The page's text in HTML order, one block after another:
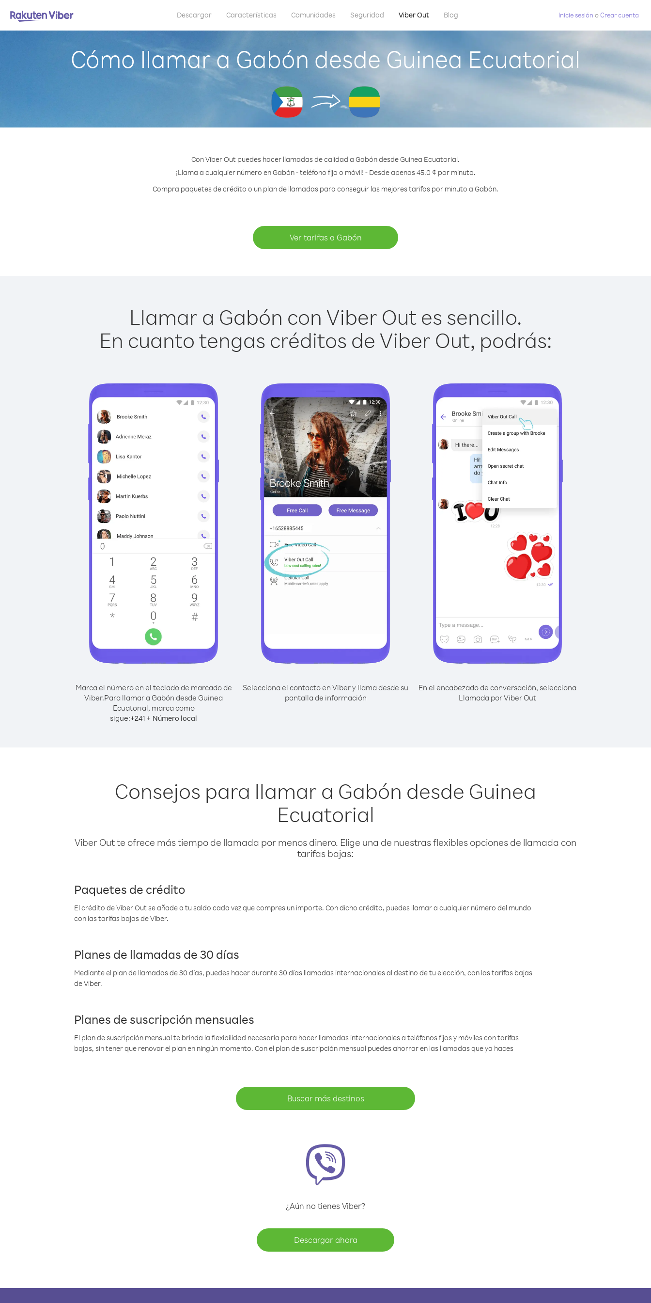
Descargar Características Comunidades Seguridad Viber Out Blog Inicie sesión oCrear cuenta
Cómo llamar a Gabón desde Guinea Ecuatorial
Con Viber Out puedes hacer llamadas de calidad a Gabón desde Guinea Ecuatorial.
¡Llama a cualquier número en Gabón - teléfono fijo o móvil! - Desde apenas 45.0 ¢ por minuto.
Compra paquetes de crédito o un plan de llamadas para conseguir las mejores tarifas por minuto a Gabón.
Ver tarifas a Gabón
Llamar a Gabón con Viber Out es sencillo.
En cuanto tengas créditos de Viber Out, podrás:
Marca el número en el teclado de marcado de
Viber.Para llamar a Gabón desde Guinea
Ecuatorial, marca como
sigue:+241 + Número local
Selecciona el contacto en Viber y llama desde su
pantalla de información
En el encabezado de conversación, selecciona
Llamada por Viber Out
Consejos para llamar a Gabón desde Guinea
Ecuatorial
Viber Out te ofrece más tiempo de llamada por menos dinero. Elige una de nuestras flexibles opciones de llamada con
tarifas bajas:
Paquetes de crédito
El crédito de Viber Out se añade a tu saldo cada vez que compres un importe. Con dicho crédito, puedes llamar a cualquier número del mundo
con las tarifas bajas de Viber.
Planes de llamadas de 30 días
Mediante el plan de llamadas de 30 días, puedes hacer durante 30 días llamadas internacionales al destino de tu elección, con las tarifas bajas
de Viber.
Planes de suscripción mensuales
El plan de suscripción mensual te brinda la flexibilidad necesaria para hacer llamadas internacionales a teléfonos fijos y móviles con tarifas
bajas, sin tener que renovar el plan en ningún momento. Con el plan de suscripción mensual puedes ahorrar en las llamadas que ya haces
Buscar más destinos
¿Aún no tienes Viber?
Descargar ahora